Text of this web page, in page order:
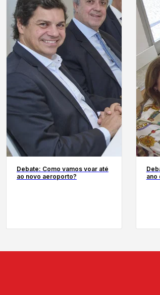
Debate: Como vamos voar até
ao novo aeroporto?
ano